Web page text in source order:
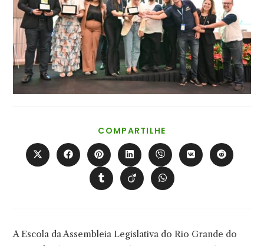
COMPARTILHE
ESTE
CONTEÚDO
Abre
em
Abre
em
Abre
em
uma
nova
janela
Abre
em
uma
nova
janela
Abre
em
uma
nova
janela
Abre
em
Abre
em
Abre
em
Abre
em
Abre
em
A Escola da Assembleia Legislativa do Rio Grande do